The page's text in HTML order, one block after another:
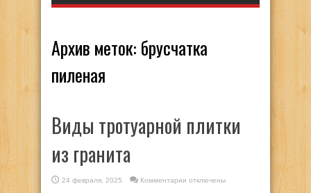
Архив меток: брусчатка
пиленая
Виды тротуарной плитки
из гранита
24 февраля, 2025 Комментарии отключены